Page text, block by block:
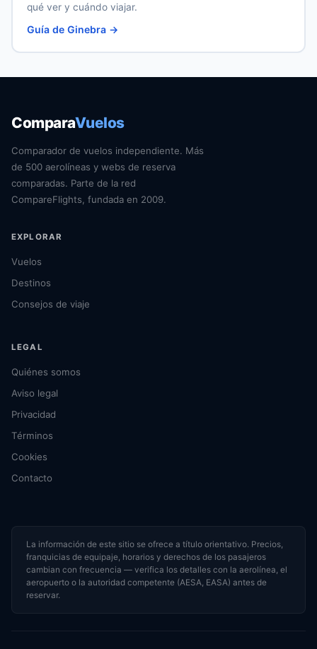
qué ver y cuándo viajar.
Guía de Ginebra →
ComparaVuelos
Comparador de vuelos independiente. Más
de 500 aerolíneas y webs de reserva
comparadas. Parte de la red
CompareFlights, fundada en 2009.
EXPLORAR
Vuelos
Destinos
Consejos de viaje
LEGAL
Quiénes somos
Aviso legal
Privacidad
Términos
Cookies
Contacto
La información de este sitio se ofrece a título orientativo. Precios,
franquicias de equipaje, horarios y derechos de los pasajeros
cambian con frecuencia — verifica los detalles con la aerolínea, el
aeropuerto o la autoridad competente (AESA, EASA) antes de
reservar.